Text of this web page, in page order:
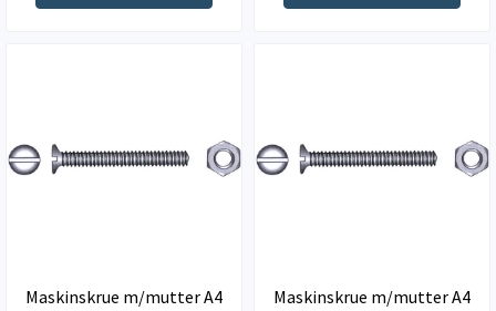
Maskinskrue m/mutter A4
Maskinskrue m/mutter A4